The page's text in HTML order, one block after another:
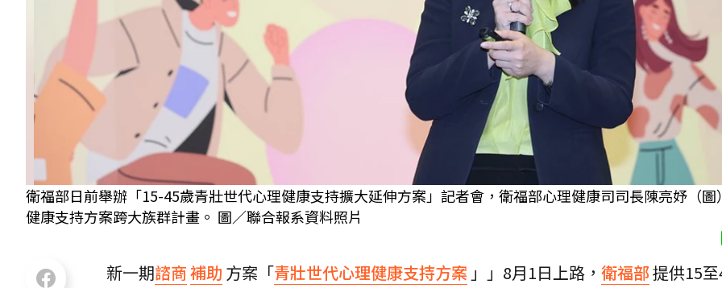
衛福部日前舉辦「15-45歲青壯世代心理健康支持擴大延伸方案」記者會，衛福部心理健康司司長陳亮妤（圖
健康支持方案跨大族群計畫。 圖／聯合報系資料照片
新一期諮商補助 方案「青壯世代心理健康支持方案 」」8月1日上路， 衛福部提供15